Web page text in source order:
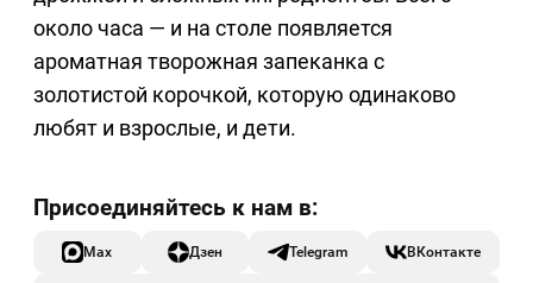
около часа — и на столе появляется
ароматная творожная запеканка с
золотистой корочкой, которую одинаково
любят и взрослые, и дети.
Max Дзен Telegram ВКонтакте